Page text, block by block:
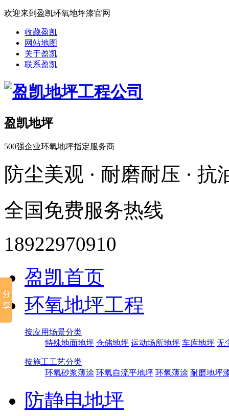
欢迎来到盈凯环氧地坪漆官网
收藏盈凯
网站地图
关于盈凯
联系盈凯
盈凯地坪
500强企业环氧地坪指定服务商
防尘美观 · 耐磨耐压 · 抗
全国免费服务热线
18922970910
盈凯首页
环氧地坪工程
按应用场景分类
特殊地面地坪 仓储地坪 运动场所地坪 车库地坪 无
按施工工艺分类
环氧砂浆薄涂 环氧自流平地坪 环氧薄涂 耐磨地坪
防静电地坪